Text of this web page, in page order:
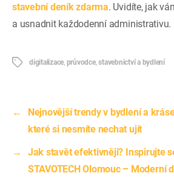
stavební deník zdarma. Uvidíte, jak
a usnadnit každodenní administrativu.
Štítky digitalizace, průvodce,stavebnictví a bydlení
←
Nejnovější trendy v bydlení a
které si nesmíte nechat ujít
→
Jak stavět efektivněji? Inspirujte
STAVOTECH Olomouc – Moderní